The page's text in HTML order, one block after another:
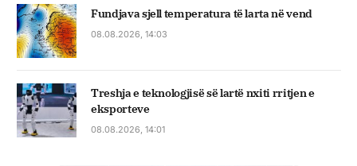
Fundjava sjell temperatura të larta në vend
08.08.2026, 14:03
Treshja e teknologjisë së lartë nxiti rritjen e
eksporteve
08.08.2026, 14:01